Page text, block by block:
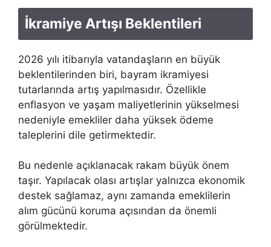
İkramiye Artışı Beklentileri
2026 yılı itibarıyla vatandaşların en büyük
beklentilerinden biri, bayram ikramiyesi
tutarlarında artış yapılmasıdır. Özellikle
enflasyon ve yaşam maliyetlerinin yükselmesi
nedeniyle emekliler daha yüksek ödeme
taleplerini dile getirmektedir.
Bu nedenle açıklanacak rakam büyük önem
taşır. Yapılacak olası artışlar yalnızca ekonomik
destek sağlamaz, aynı zamanda emeklilerin
alım gücünü koruma açısından da önemli
görülmektedir.